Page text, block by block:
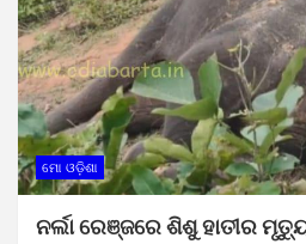
ମୋ ଓଡ଼ିଶା
ନର୍ଲା ରେଞ୍ଜରେ ଶିଶୁ ହାତୀର